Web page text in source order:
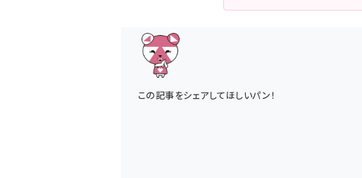
この記事をシェアしてほしいパン！